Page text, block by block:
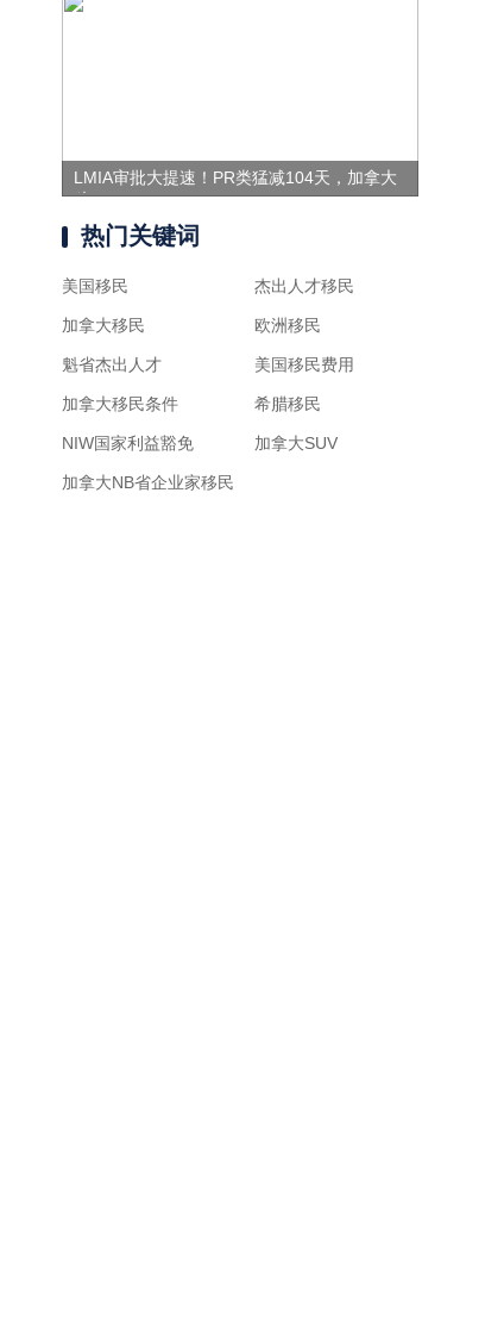
LMIA审批大提速！PR类猛减104天，加拿大
移
热门关键词
美国移民
加拿大移民
魁省杰出人才
加拿大移民条件
NIW国家利益豁免
加拿大NB省企业家移民
杰出人才移民
欧洲移民
美国移民费用
希腊移民
加拿大SUV